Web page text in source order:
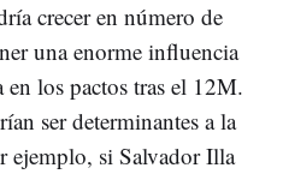
crecer en número de
una enorme influencia
en los pactos tras el 12M.
ser determinantes a la
ejemplo, si Salvador Illa